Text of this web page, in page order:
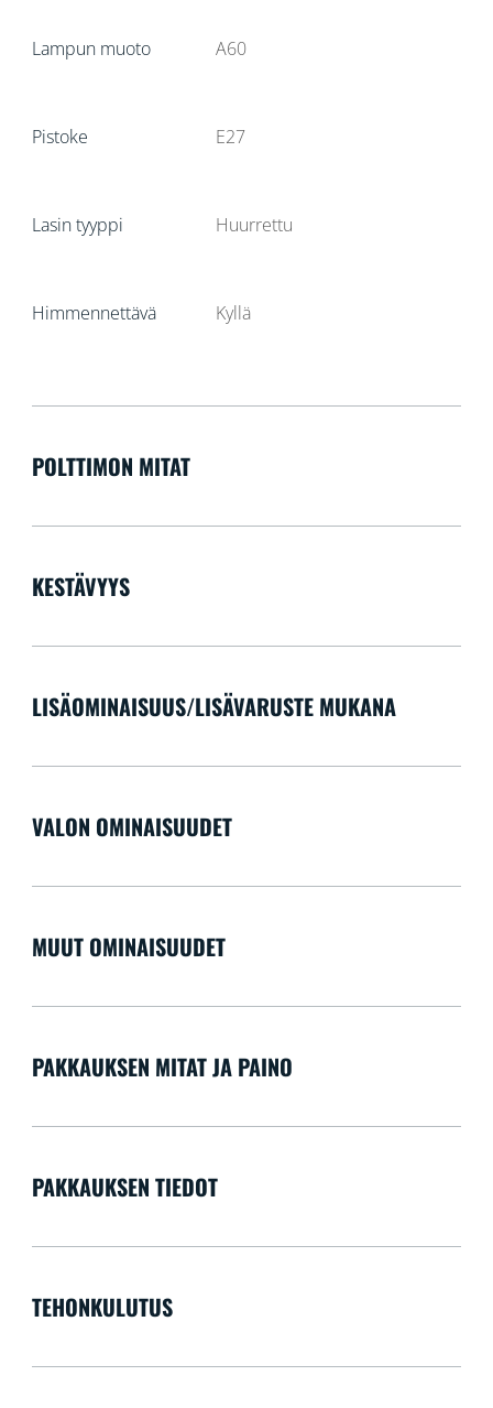
Lampun muoto A60
Pistoke E27
Lasin tyyppi Huurrettu
Himmennettävä Kyllä
POLTTIMON MITAT
KESTÄVYYS
LISÄOMINAISUUS/LISÄVARUSTE MUKANA
VALON OMINAISUUDET
MUUT OMINAISUUDET
PAKKAUKSEN MITAT JA PAINO
PAKKAUKSEN TIEDOT
TEHONKULUTUS